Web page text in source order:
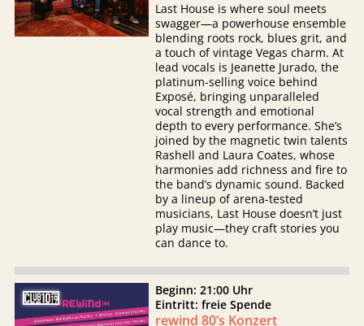
Last House is where soul meets
swagger—a powerhouse ensemble
blending roots rock, blues grit, and
a touch of vintage Vegas charm. At
lead vocals is Jeanette Jurado, the
platinum-selling voice behind
Exposé, bringing unparalleled
vocal strength and emotional
depth to every performance. She’s
joined by the magnetic twin talents
Rashell and Laura Coates, whose
harmonies add richness and fire to
the band’s dynamic sound. Backed
by a lineup of arena-tested
musicians, Last House doesn’t just
play music—they craft stories you
can dance to.
Beginn: 21:00 Uhr
Eintritt: freie Spende
rewind 80’s Konzert